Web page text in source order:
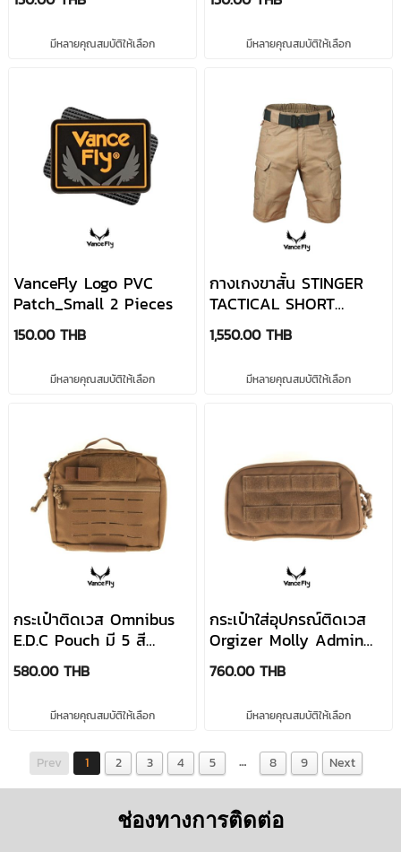
มีหลายคุณสมบัติให้เลือก มีหลายคุณสมบัติให้เลือก
VanceFly Logo PVC
Patch_Small 2 Pieces
150.00 THB
มีหลายคุณสมบัติให้เลือก
กางเกงขาสั้น STINGER
TACTICAL SHORT
PANTS RIPSTOP มี 6 สี
แบรนด์ VanceFly
1,550.00 THB
มีหลายคุณสมบัติให้เลือก
กระเป๋าติดเวส Omnibus
E.D.C Pouch มี 5 สี
แบรนด์ VanceFly
580.00 THB
มีหลายคุณสมบัติให้เลือก
กระเป๋าใส่อุปกรณ์ติดเวส
Orgizer Molly Admin
Pouch มี 5 สี แบรนด์
VamceFly
760.00 THB
มีหลายคุณสมบัติให้เลือก
Prev 1 2 3 4 5 … 8 9 Next
ช่องทางการติดต่อ